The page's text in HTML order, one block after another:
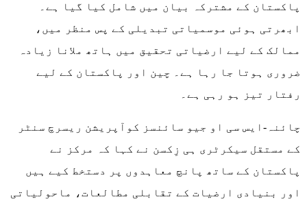
پاکستان کے مشترکہ بیان میں شامل کیا گیا ہے۔
ابھرتی ہوئی موسمیاتی تبدیلی کے پس منظر میں،
ممالک کے لیے ارضیاتی تحقیق میں ہاتھ ملانا زیادہ
ضروری ہوتا جا رہا ہے۔ چین اور پاکستان کے لیے
رفتار تیز ہو رہی ہے۔
چائنہ-ایس سی او جیو سائنسز کوآپریشن ریسرچ سنٹر
کے مستقل سیکرٹری ہی زِکسن نے کہا کہ مرکز نے
پاکستان کے ساتھ پانچ معاہدوں پر دستخط کیے ہیں
اور بنیادی ارضیات کے تقابلی مطالعات، ماحولیاتی